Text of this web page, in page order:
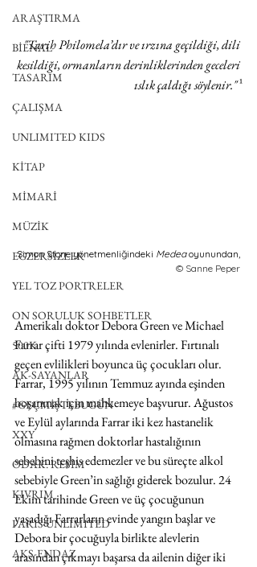
ARAŞTIRMA
BİENAL
TASARIM
ÇALIŞMA
UNLIMITED KIDS
KİTAP
MİMARİ
MÜZİK
EGZERSİZLER
YEL TOZ PORTRELER
ON SORULUK SOHBETLER
500K
AK-SAYANLAR
#GEÇMİŞTEBUGÜN
XXY
ODAK: RESİM
KIVRIM
PARIS UNLIMITED
AKS-ENDAZ
"Tarih Philomela’dır ve ırzına geçildiği, dili
kesildiği, ormanların derinliklerinden geceleri
ıslık çaldığı söylenir." ¹
Simon Stone yönetmenliğindeki Medea oyunundan,
© Sanne Peper
Amerikalı doktor Debora Green ve Michael
Farrar çifti 1979 yılında evlenirler. Fırtınalı
geçen evlilikleri boyunca üç çocukları olur.
Farrar, 1995 yılının Temmuz ayında eşinden
boşanmak için mahkemeye başvurur. Ağustos
ve Eylül aylarında Farrar iki kez hastanelik
olmasına rağmen doktorlar hastalığının
sebebini teşhis edemezler ve bu süreçte alkol
sebebiyle Green’in sağlığı giderek bozulur. 24
Ekim tarihinde Green ve üç çocuğunun
yaşadığı Farrarların evinde yangın başlar ve
Debora bir çocuğuyla birlikte alevlerin
arasından çıkmayı başarsa da ailenin diğer iki